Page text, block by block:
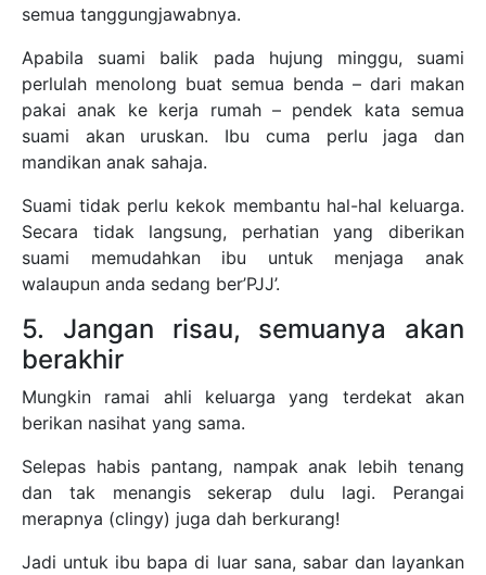
semua tanggungjawabnya.
Apabila suami balik pada hujung minggu, suami
perlulah menolong buat semua benda – dari makan
pakai anak ke kerja rumah – pendek kata semua
suami akan uruskan. Ibu cuma perlu jaga dan
mandikan anak sahaja.
Suami tidak perlu kekok membantu hal-hal keluarga.
Secara tidak langsung, perhatian yang diberikan
suami memudahkan ibu untuk menjaga anak
walaupun anda sedang ber’PJJ’.
5. Jangan risau, semuanya akan
berakhir
Mungkin ramai ahli keluarga yang terdekat akan
berikan nasihat yang sama.
Selepas habis pantang, nampak anak lebih tenang
dan tak menangis sekerap dulu lagi. Perangai
merapnya (clingy) juga dah berkurang!
Jadi untuk ibu bapa di luar sana, sabar dan layankan